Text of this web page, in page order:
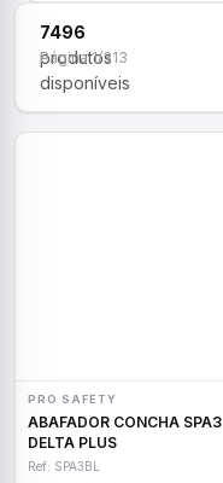
7496
produtos
disponíveis
Página 1/313
PRO SAFETY
ABAFADOR CONCHA SPA3
DELTA PLUS
Ref: SPA3BL